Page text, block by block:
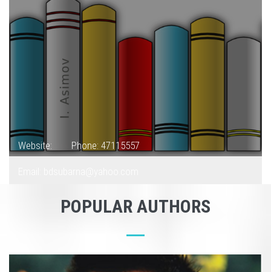
Website: Phone: 47115557
POPULAR AUTHORS